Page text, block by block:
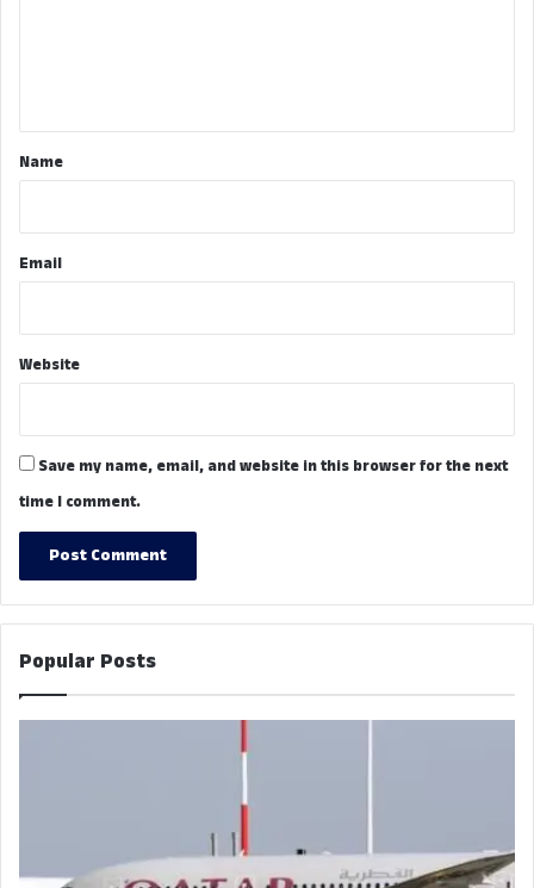
*Name
Email
Website
Save my name, email, and website in this browser for the next
time I comment.
Popular Posts